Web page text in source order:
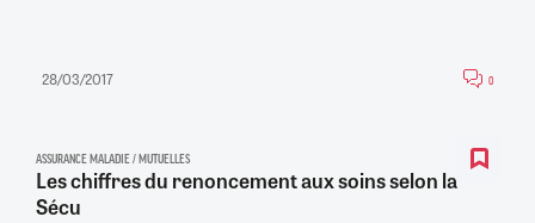
28/03/2017 0
ASSURANCE MALADIE / MUTUELLES
Les chiffres du renoncement aux soins selon la
Sécu